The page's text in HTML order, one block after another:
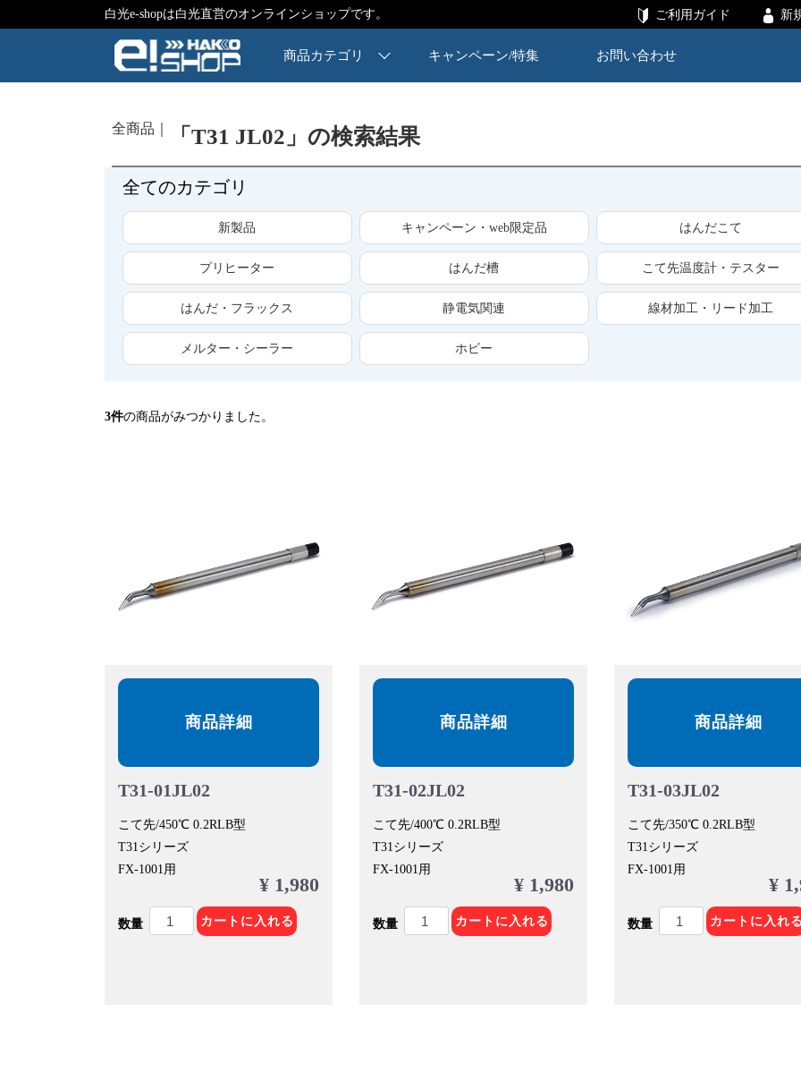
白光e-shopは白光直営のオンラインショップです。 ご利用ガイド 新
商品カテゴリ キャンペーン/特集 お問い合わせ
全商品 「T31 JL02」の検索結果
全てのカテゴリ
新製品 キャンペーン・web限定品 はんだこて
プリヒーター はんだ槽 こて先温度計・テスター
はんだ・フラックス 静電気関連 線材加工・リード加工
メルター・シーラー ホビー
3件の商品がみつかりました。
商品詳細
T31-01JL02
こて先/450℃ 0.2RLB型
T31シリーズ
FX-1001用
¥ 1,980
数量 カートに入れる
商品詳細
T31-02JL02
こて先/400℃ 0.2RLB型
T31シリーズ
FX-1001用
¥ 1,980
数量 カートに入れる
商品詳細
T31-03JL02
こて先/350℃ 0.2RLB型
T31シリーズ
FX-1001用
¥
数量 カートに入れる